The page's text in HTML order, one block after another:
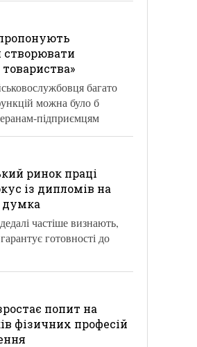
створювати
товариства»
багато
можна було б
підприємцям
ринок праці
із дипломів на
думка
частіше визнають,
готовності до
попит на
фізичних професій